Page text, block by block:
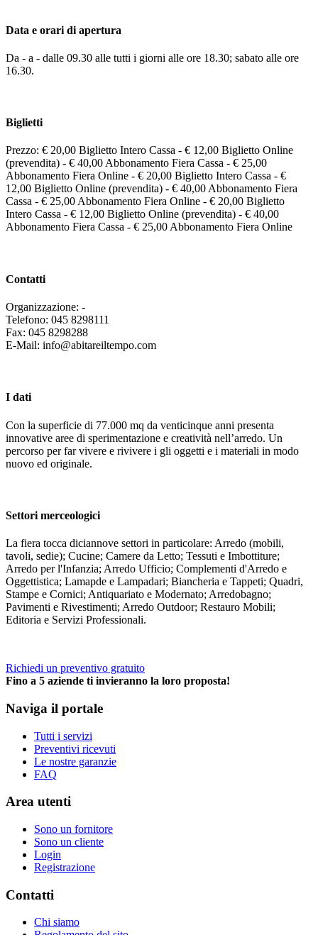
Data e orari di apertura
Da - a - dalle 09.30 alle tutti i giorni alle ore 18.30; sabato alle ore
16.30.
Biglietti
Prezzo: € 20,00 Biglietto Intero Cassa - € 12,00 Biglietto Online
(prevendita) - € 40,00 Abbonamento Fiera Cassa - € 25,00
Abbonamento Fiera Online - € 20,00 Biglietto Intero Cassa - €
12,00 Biglietto Online (prevendita) - € 40,00 Abbonamento Fiera
Cassa - € 25,00 Abbonamento Fiera Online - € 20,00 Biglietto
Intero Cassa - € 12,00 Biglietto Online (prevendita) - € 40,00
Abbonamento Fiera Cassa - € 25,00 Abbonamento Fiera Online
Contatti
Organizzazione: -
Telefono: 045 8298111
Fax: 045 8298288
E-Mail: info@abitareiltempo.com
I dati
Con la superficie di 77.000 mq da venticinque anni presenta
innovative aree di sperimentazione e creatività nell’arredo. Un
percorso per far vivere e rivivere i gli oggetti e i materiali in modo
nuovo ed originale.
Settori merceologici
La fiera tocca diciannove settori in particolare: Arredo (mobili,
tavoli, sedie); Cucine; Camere da Letto; Tessuti e Imbottiture;
Arredo per l'Infanzia; Arredo Ufficio; Complementi d'Arredo e
Oggettistica; Lamapde e Lampadari; Biancheria e Tappeti; Quadri,
Stampe e Cornici; Antiquariato e Modernato; Arredobagno;
Pavimenti e Rivestimenti; Arredo Outdoor; Restauro Mobili;
Editoria e Servizi Professionali.
Richiedi un preventivo gratuito
Fino a 5 aziende ti invieranno la loro proposta!
Naviga il portale
Tutti i servizi
Preventivi ricevuti
Le nostre garanzie
FAQ
Area utenti
Sono un fornitore
Sono un cliente
Login
Registrazione
Contatti
Chi siamo